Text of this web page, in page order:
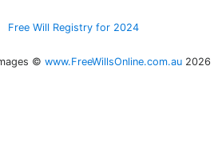
Free Will Registry for 2024
© www.FreeWillsOnline.com.au 2026